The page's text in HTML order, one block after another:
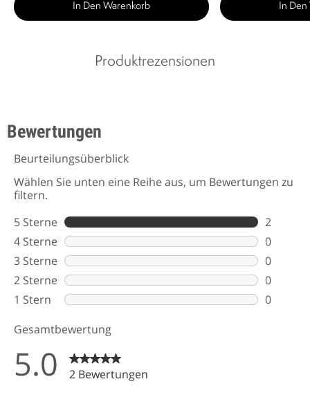
In Den Warenkorb In
Produktrezensionen